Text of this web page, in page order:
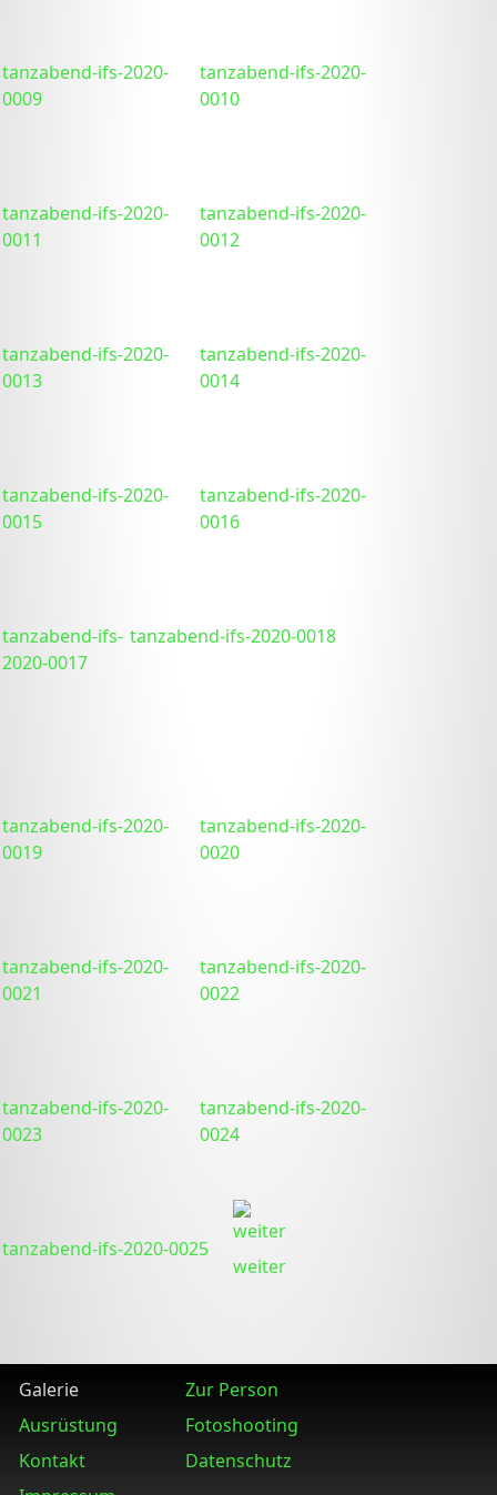
tanzabend-ifs-2020-
0009
tanzabend-ifs-2020-
0010
tanzabend-ifs-2020-
0011
tanzabend-ifs-2020-
0012
tanzabend-ifs-2020-
0013
tanzabend-ifs-2020-
0014
tanzabend-ifs-2020-
0015
tanzabend-ifs-2020-
0016
tanzabend-ifs-
2020-0017
tanzabend-ifs-2020-0018
tanzabend-ifs-2020-
0019
tanzabend-ifs-2020-
0020
tanzabend-ifs-2020-
0021
tanzabend-ifs-2020-
0022
tanzabend-ifs-2020-
0023
tanzabend-ifs-2020-
0024
tanzabend-ifs-2020-0025
weiter
Galerie
Zur Person
Ausrüstung
Fotoshooting
Kontakt
Datenschutz